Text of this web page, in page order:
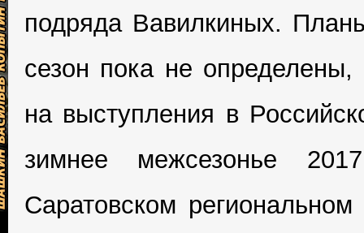
подряда Вавилкиных.
сезон пока не определены,
на выступления в
зимнее межсезонье
Саратовском